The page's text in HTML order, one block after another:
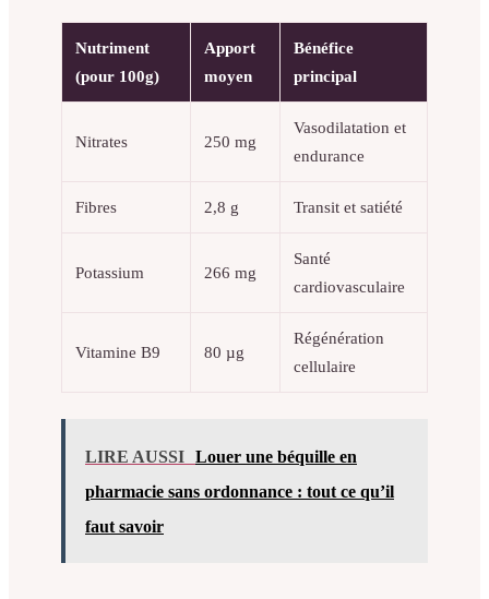
Nutriment
(pour 100g)
Apport
moyen
Bénéfice
principal
Nitrates 250 mg
Vasodilatation et
endurance
Fibres 2,8 g Transit et satiété
Potassium 266 mg
Santé
cardiovasculaire
Vitamine B9 80 µg
Régénération
cellulaire
LIRE AUSSI Louer une béquille en
pharmacie sans ordonnance : tout ce qu’il
faut savoir